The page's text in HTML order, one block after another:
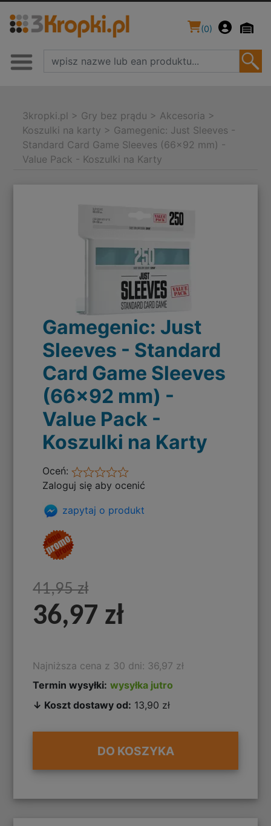
(0)
3kropki.pl > Gry bez prądu > Akcesoria >
Koszulki na karty > Gamegenic: Just Sleeves -
Standard Card Game Sleeves (66x92 mm) -
Value Pack - Koszulki na Karty
Gamegenic: Just
Sleeves - Standard
Card Game Sleeves
(66x92 mm) -
Value Pack -
Koszulki na Karty
Oceń:
Zaloguj się aby ocenić
zapytaj o produkt
41,95 zł
36,97 zł
Najniższa cena z 30 dni: 36,97 zł
Termin wysyłki: wysyłka jutro
↓ Koszt dostawy od: 13,90 zł
DO KOSZYKA